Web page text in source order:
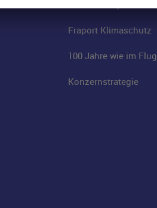
Fraport Klimaschutz
100 Jahre wie im Flug
Konzernstrategie